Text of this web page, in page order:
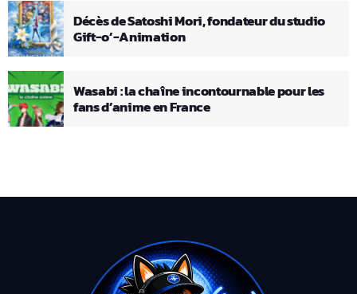
Décès de Satoshi Mori, fondateur du studio
Gift-o’-Animation
Wasabi : la chaîne incontournable pour les
fans d’anime en France